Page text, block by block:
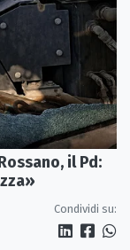
il Pd:
Condividi su: